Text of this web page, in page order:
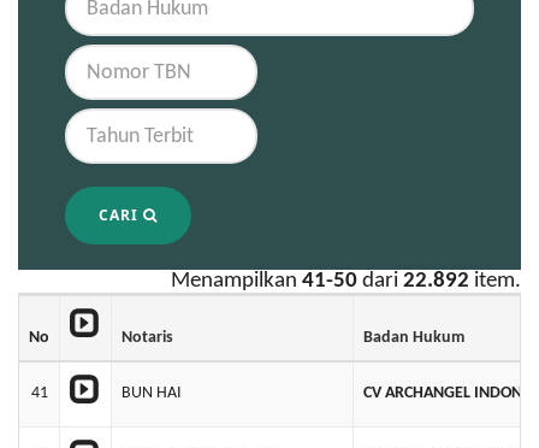
CARI
Menampilkan 41-50 dari 22.892 item.
No Notaris Badan Hukum
41 BUN HAI CV ARCHANGEL